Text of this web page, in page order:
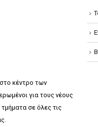
κέντρο των
για τους νέους
σε όλες τις